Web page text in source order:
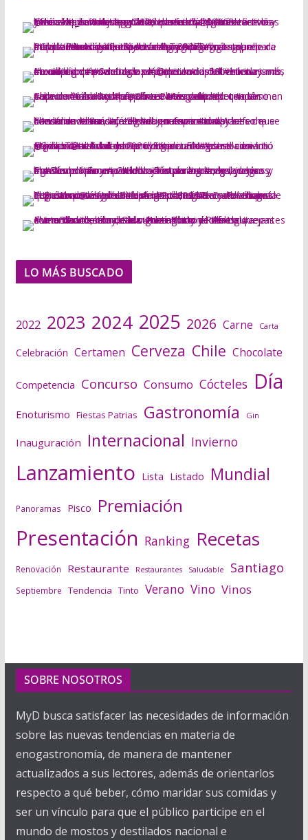
LO MÁS BUSCADO
2022 2023 2024 2025 2026 Carne Carta
Celebración Certamen Cerveza Chile Chocolate
Competencia Concurso Consumo Cócteles Día
Enoturismo Fiestas Patrias Gastronomía Gin
Inauguración Internacional Invierno
Lanzamiento Lista Listado Mundial
Panoramas Pisco Premiación
Presentación Ranking Recetas
Renovación Restaurante Restaurantes Saludable Santiago
Septiembre Tendencia Tinto Verano Vino Vinos
SOBRE NOSOTROS
MyD busca satisfacer las necesidades de información
sobre las nuevas tendencias en materia de
enogastronomía, de manera de mantener
actualizados a sus lectores, además de orientarlos
respecto a qué beber, cómo maridar sus comidas y
ser un vínculo para que el público participe en el
mundo de mostos y destilados nacional e